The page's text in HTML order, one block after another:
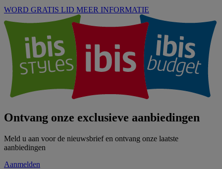
WORD GRATIS LID MEER INFORMATIE
Ontvang onze exclusieve aanbiedingen
Meld u aan voor de nieuwsbrief en ontvang onze laatste
aanbiedingen
Aanmelden